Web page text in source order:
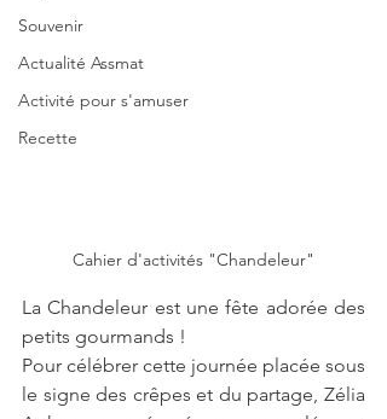
Souvenir
Actualité Assmat
Activité pour s'amuser
Recette
Cahier d'activités "Chandeleur"
La Chandeleur est une fête adorée des
petits gourmands !
Pour célébrer cette journée placée sous
le signe des crêpes et du partage, Zélia